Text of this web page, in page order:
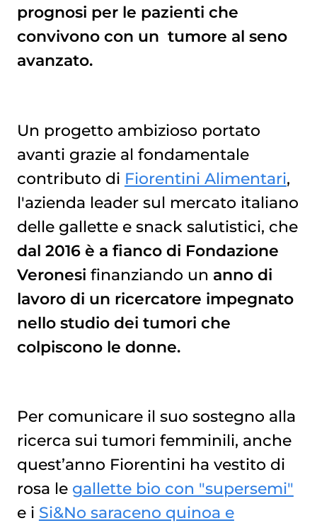
prognosi per le pazienti che
convivono con un tumore al seno
avanzato.
Un progetto ambizioso portato
avanti grazie al fondamentale
contributo di Fiorentini Alimentari,
l'azienda leader sul mercato italiano
delle gallette e snack salutistici, che
dal 2016 è a fianco di Fondazione
Veronesi finanziando un anno di
lavoro di un ricercatore impegnato
nello studio dei tumori che
colpiscono le donne.
Per comunicare il suo sostegno alla
ricerca sui tumori femminili, anche
quest’anno Fiorentini ha vestito di
rosa le gallette bio con "supersemi"
e i Si&No saraceno quinoa e